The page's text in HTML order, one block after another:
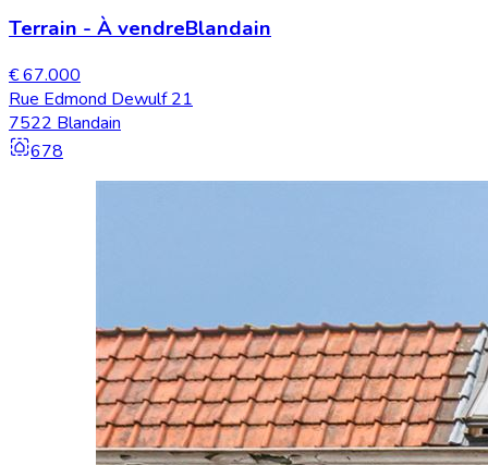
Terrain - À vendreBlandain
€ 67.000
Rue Edmond Dewulf 21
7522 Blandain
678